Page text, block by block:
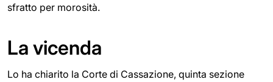
sfratto per morosità.
La vicenda
Lo ha chiarito la Corte di Cassazione, quinta sezione